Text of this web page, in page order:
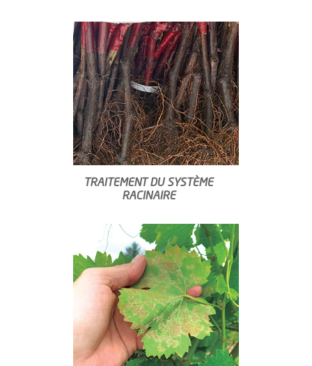
TRAITEMENT DU SYSTÈME
RACINAIRE